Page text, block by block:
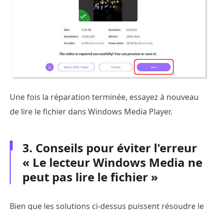
Une fois la réparation terminée, essayez à nouveau
de lire le fichier dans Windows Media Player.
3. Conseils pour éviter l'erreur
« Le lecteur Windows Media ne
peut pas lire le fichier »
Bien que les solutions ci-dessus puissent résoudre le